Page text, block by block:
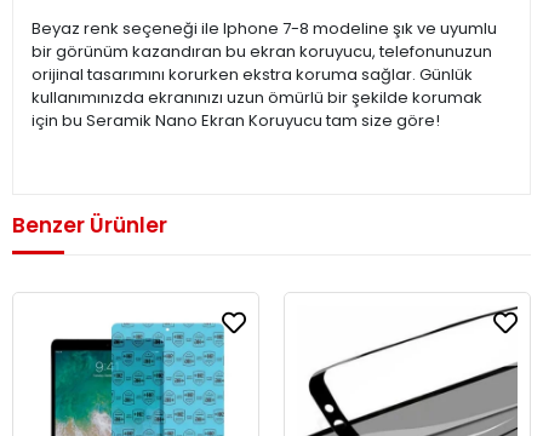
Beyaz renk seçeneği ile Iphone 7-8 modeline şık ve uyumlu
bir görünüm kazandıran bu ekran koruyucu, telefonunuzun
orijinal tasarımını korurken ekstra koruma sağlar. Günlük
kullanımınızda ekranınızı uzun ömürlü bir şekilde korumak
için bu Seramik Nano Ekran Koruyucu tam size göre!
Benzer Ürünler